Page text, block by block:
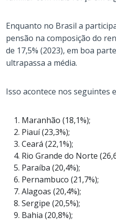
Enquanto no Brasil a
pensão na composição do
de 17,5% (2023), em boa
ultrapassa a média.
Isso acontece nos seguintes
Maranhão (18,1%);
Piauí (23,3%);
Ceará (22,1%);
Rio Grande do Norte
Paraíba (20,4%);
Pernambuco (21,7%);
Alagoas (20,4%);
Sergipe (20,5%);
Bahia (20,8%);